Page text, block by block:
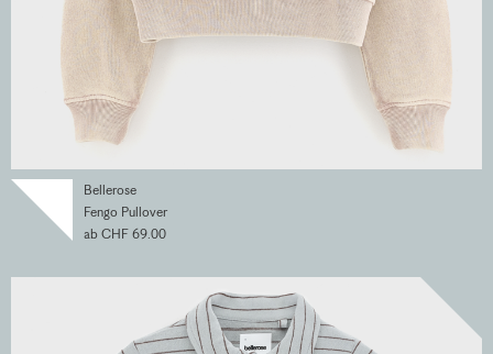
Bellerose
Fengo Pullover
ab CHF 69.00